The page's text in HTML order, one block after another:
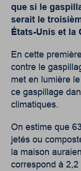
que si le
serait le
États-Unis et la
En cette
contre le
met en lumière
ce gaspillage
climatiques.
On estime que
jetés ou
la maison
correspond à 2,2